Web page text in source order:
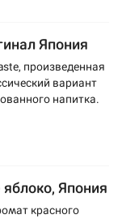
Япония
произведенная
вариант
напитка.
Япония
красного